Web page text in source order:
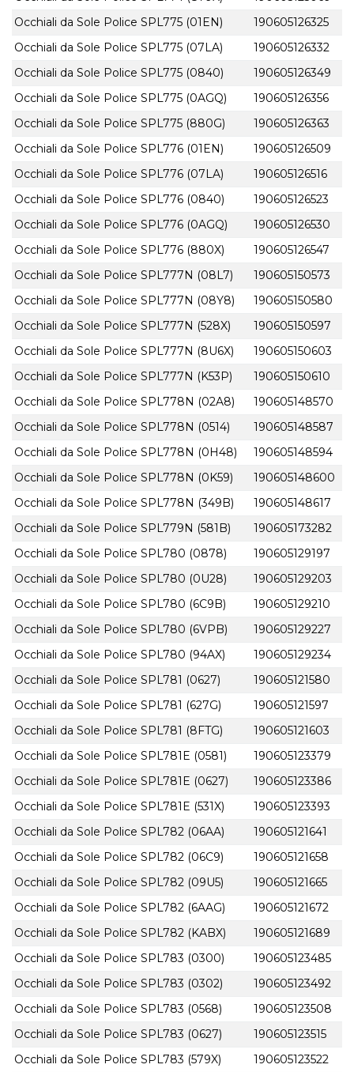
Occhiali da Sole Police SPL775 (01EN)
190605126325
Occhiali da Sole Police SPL775 (07LA)
190605126332
Occhiali da Sole Police SPL775 (0840)
190605126349
Occhiali da Sole Police SPL775 (0AGQ)
190605126356
Occhiali da Sole Police SPL775 (880G)
190605126363
Occhiali da Sole Police SPL776 (01EN)
190605126509
Occhiali da Sole Police SPL776 (07LA)
190605126516
Occhiali da Sole Police SPL776 (0840)
190605126523
Occhiali da Sole Police SPL776 (0AGQ)
190605126530
Occhiali da Sole Police SPL776 (880X)
190605126547
Occhiali da Sole Police SPL777N (08L7)
190605150573
Occhiali da Sole Police SPL777N (08Y8)
190605150580
Occhiali da Sole Police SPL777N (528X)
190605150597
Occhiali da Sole Police SPL777N (8U6X)
190605150603
Occhiali da Sole Police SPL777N (K53P)
190605150610
Occhiali da Sole Police SPL778N (02A8)
190605148570
Occhiali da Sole Police SPL778N (0514)
190605148587
Occhiali da Sole Police SPL778N (0H48)
190605148594
Occhiali da Sole Police SPL778N (0K59)
190605148600
Occhiali da Sole Police SPL778N (349B)
190605148617
Occhiali da Sole Police SPL779N (581B)
190605173282
Occhiali da Sole Police SPL780 (0878)
190605129197
Occhiali da Sole Police SPL780 (0U28)
190605129203
Occhiali da Sole Police SPL780 (6C9B)
190605129210
Occhiali da Sole Police SPL780 (6VPB)
190605129227
Occhiali da Sole Police SPL780 (94AX)
190605129234
Occhiali da Sole Police SPL781 (0627)
190605121580
Occhiali da Sole Police SPL781 (627G)
190605121597
Occhiali da Sole Police SPL781 (8FTG)
190605121603
Occhiali da Sole Police SPL781E (0581)
190605123379
Occhiali da Sole Police SPL781E (0627)
190605123386
Occhiali da Sole Police SPL781E (531X)
190605123393
Occhiali da Sole Police SPL782 (06AA)
190605121641
Occhiali da Sole Police SPL782 (06C9)
190605121658
Occhiali da Sole Police SPL782 (09U5)
190605121665
Occhiali da Sole Police SPL782 (6AAG)
190605121672
Occhiali da Sole Police SPL782 (KABX)
190605121689
Occhiali da Sole Police SPL783 (0300)
190605123485
Occhiali da Sole Police SPL783 (0302)
190605123492
Occhiali da Sole Police SPL783 (0568)
190605123508
Occhiali da Sole Police SPL783 (0627)
190605123515
Occhiali da Sole Police SPL783 (579X)
190605123522